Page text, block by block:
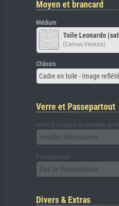
Moyen et brancard
Médium
Toile Leonardo
(Canvas Venezia)
Châssis
Cadre en toile - Image
Verre et Passepartout
verre (y compris le panneau
Veuillez sélectionner
Passepartout
Pas de Passepartout
Divers & Extras